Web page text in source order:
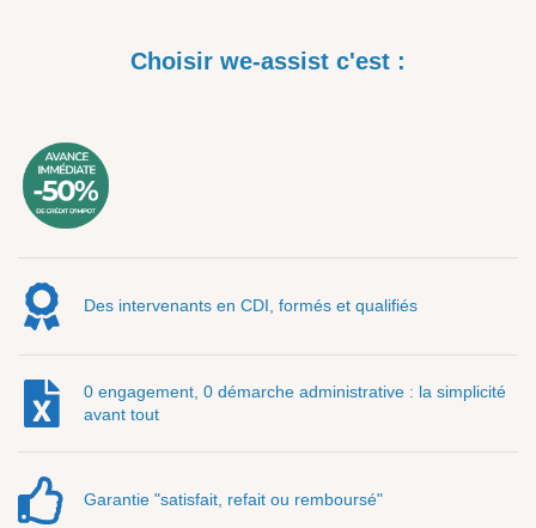
Choisir we-assist c'est :
Des intervenants en CDI, formés et qualifiés
0 engagement, 0 démarche administrative : la simplicité
avant tout
Garantie "satisfait, refait ou remboursé"